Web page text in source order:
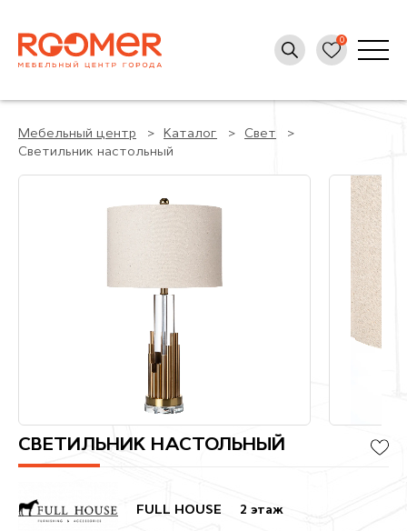
Мебельный центр Каталог
Свет
Светильник настольный
СВЕТИЛЬНИК НАСТОЛЬНЫЙ
FULL HOUSE 2 этаж